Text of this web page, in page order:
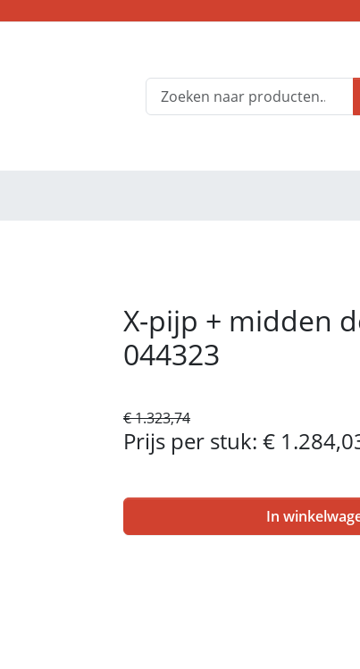
X-pijp + midden
044323
€ 1.323,74
Prijs per stuk: €
In